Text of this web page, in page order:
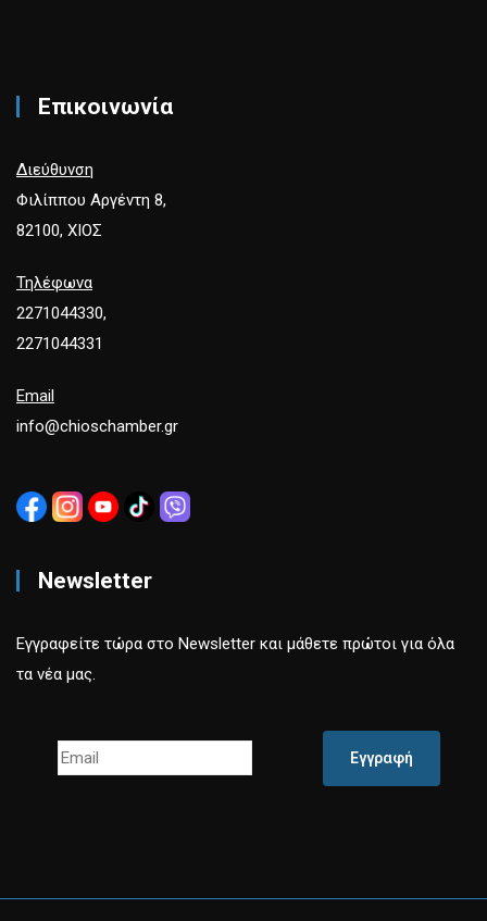
Επικοινωνία
Διεύθυνση
Φιλίππου Αργέντη 8,
82100, ΧΙΟΣ
Τηλέφωνα
2271044330,
2271044331
Email
info@chioschamber.gr
Newsletter
Εγγραφείτε τώρα στο Newsletter και μάθετε πρώτοι για όλα
τα νέα μας.
Εγγραφή